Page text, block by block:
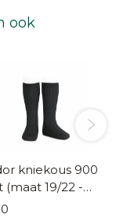
ook
kniekous 900
(maat 19/22 -